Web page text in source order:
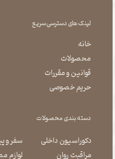
لینک های دسترسی سریع
دسته بندی محصولات
خانه
محصولات
قوانین و مقررات
حریم خصوصی
دکوراسیون داخلی
مراقبت روان
سفر و
لوازم